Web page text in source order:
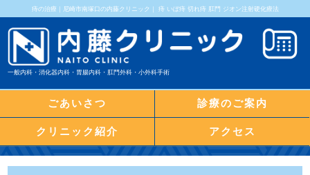
痔の治療｜尼崎市南塚口の内藤クリニック｜ 痔 いぼ痔 切れ痔 肛門 ジオン注射硬化療法
一般内科・消化器内科・胃腸内科・肛門外科・小外科手術
ごあいさつ 診療のご案内
クリニック紹介 アクセス